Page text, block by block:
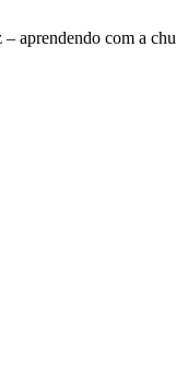
– aprendendo com a